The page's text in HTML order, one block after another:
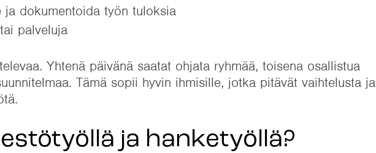
dokumentoida työn tuloksia
palveluja
Yhtenä päivänä saatat ohjata ryhmää, toisena osallistua
Tämä sopii hyvin ihmisille, jotka pitävät vaihtelusta ja
ja hanketyöllä?